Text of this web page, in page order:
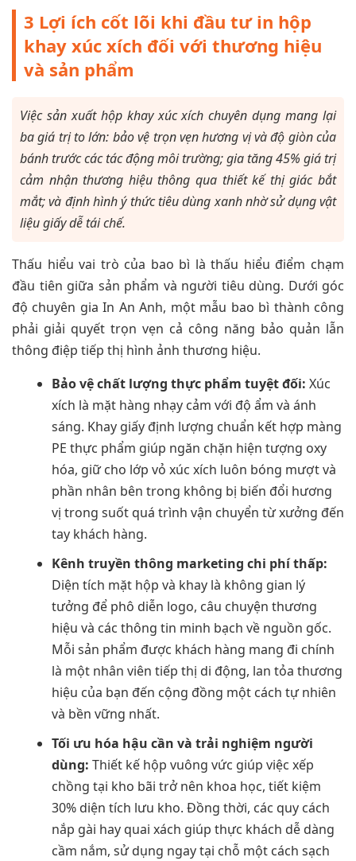
3 Lợi ích cốt lõi khi đầu tư in hộp
khay xúc xích đối với thương hiệu
và sản phẩm
Việc sản xuất hộp khay xúc xích chuyên dụng mang lại
ba giá trị to lớn: bảo vệ trọn vẹn hương vị và độ giòn của
bánh trước các tác động môi trường; gia tăng 45% giá trị
cảm nhận thương hiệu thông qua thiết kế thị giác bắt
mắt; và định hình ý thức tiêu dùng xanh nhờ sử dụng vật
liệu giấy dễ tái chế.
Thấu hiểu vai trò của bao bì là thấu hiểu điểm chạm
đầu tiên giữa sản phẩm và người tiêu dùng. Dưới góc
độ chuyên gia In An Anh, một mẫu bao bì thành công
phải giải quyết trọn vẹn cả công năng bảo quản lẫn
thông điệp tiếp thị hình ảnh thương hiệu.
Bảo vệ chất lượng thực phẩm tuyệt đối: Xúc
xích là mặt hàng nhạy cảm với độ ẩm và ánh
sáng. Khay giấy định lượng chuẩn kết hợp màng
PE thực phẩm giúp ngăn chặn hiện tượng oxy
hóa, giữ cho lớp vỏ xúc xích luôn bóng mượt và
phần nhân bên trong không bị biến đổi hương
vị trong suốt quá trình vận chuyển từ xưởng đến
tay khách hàng.
Kênh truyền thông marketing chi phí thấp:
Diện tích mặt hộp và khay là không gian lý
tưởng để phô diễn logo, câu chuyện thương
hiệu và các thông tin minh bạch về nguồn gốc.
Mỗi sản phẩm được khách hàng mang đi chính
là một nhân viên tiếp thị di động, lan tỏa thương
hiệu của bạn đến cộng đồng một cách tự nhiên
và bền vững nhất.
Tối ưu hóa hậu cần và trải nghiệm người
dùng: Thiết kế hộp vuông vức giúp việc xếp
chồng tại kho bãi trở nên khoa học, tiết kiệm
30% diện tích lưu kho. Đồng thời, các quy cách
nắp gài hay quai xách giúp thực khách dễ dàng
cầm nắm, sử dụng ngay tại chỗ một cách sạch